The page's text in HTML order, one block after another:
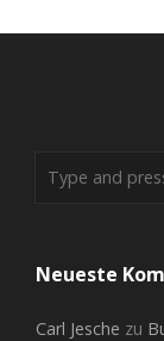
Neueste
Carl Jesche zu